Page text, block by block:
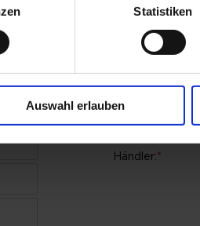
Statistiken
Auswahl erlauben
Produkt:*
Seriennummer:
Kaufdatum:
Händler:*